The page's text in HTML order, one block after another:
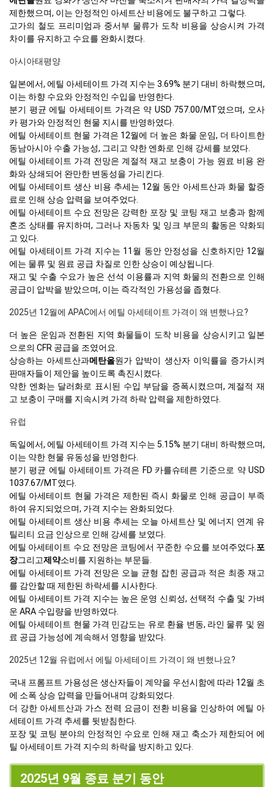
제한했으며, 이는 안정적인 아세트산 비용에도 불구하고 그렇다.
고가의 철도 프리미엄과 중서부 물류가 도착 비용을 상승시켜 가격
차이를 유지하고 수요를 완화시켰다.
아시아태평양
일본에서, 에틸 아세테이트 가격 지수는 3.69% 분기 대비 하락했으며,
이는 하향 수요와 안정적인 수입을 반영한다.
분기 평균 에틸 아세테이트 가격은 약 USD 757.00/MT였으며, 오사
카 평가와 안정적인 현물 지시를 반영하였다.
에틸 아세테이트 현물 가격은 12월에 더 높은 화물 운임, 더 타이트한
동남아시아 수출 가능성, 그리고 약한 엔화로 인해 강세를 보였다.
에틸 아세테이트 가격 전망은 계절적 재고 보충이 가능 원료 비용 완
화와 상쇄되어 완만한 변동성을 가리킨다.
에틸 아세테이트 생산 비용 추세는 12월 동안 아세트산과 화물 할증
료로 인해 상승 압력을 보여주었다.
에틸 아세테이트 수요 전망은 강력한 포장 및 코팅 재고 보충과 함께
혼조 상태를 유지하며, 그러나 자동차 및 잉크 부문의 활동은 약화되
고 있다.
에틸 아세테이트 가격 지수는 11월 동안 안정성을 신호하지만 12월
에는 물류 및 원료 공급 차질로 인한 상승이 예상됩니다.
재고 및 수출 수요가 높은 선석 이용률과 지역 화물의 전환으로 인해
공급이 압박을 받았으며, 이는 즉각적인 가용성을 좁혔다.
2025년 12월에 APAC에서 에틸 아세테이트 가격이 왜 변했나요?
더 높은 운임과 전환된 지역 화물들이 도착 비용을 상승시키고 일본
으로의 CFR 공급을 조였어요.
상승하는 아세트산과메탄올원가 압박이 생산자 이익률을 증가시켜
판매자들이 제안을 높이도록 촉진시켰다.
약한 엔화는 달러화로 표시된 수입 부담을 증폭시켰으며, 계절적 재
고 보충이 구매를 지속시켜 가격 하락 압력을 제한하였다.
유럽
독일에서, 에틸 아세테이트 가격 지수는 5.15% 분기 대비 하락했으며,
이는 약한 현물 유동성을 반영한다.
분기 평균 에틸 아세테이트 가격은 FD 카를슈테른 기준으로 약 USD
1037.67/MT였다.
에틸 아세테이트 현물 가격은 제한된 즉시 화물로 인해 공급이 부족
하여 유지되었으며, 가격 지수는 완화되었다.
에틸 아세테이트 생산 비용 추세는 오늘 아세트산 및 에너지 연계 유
틸리티 요금 인상으로 인해 강세를 보였다.
에틸 아세테이트 수요 전망은 코팅에서 꾸준한 수요를 보여주었다. 포
장그리고제약소비를 지원하는 부문들.
에틸 아세테이트 가격 전망은 오늘 균형 잡힌 공급과 적은 최종 재고
를 감안할 때 제한된 하락세를 시사한다.
에틸 아세테이트 가격 지수는 높은 운영 신뢰성, 선택적 수출 및 가벼
운 ARA 수입량을 반영하였다.
에틸 아세테이트 현물 가격 민감도는 유로 환율 변동, 라인 물류 및 원
료 공급 가능성에 계속해서 영향을 받았다.
2025년 12월 유럽에서 에틸 아세테이트 가격이 왜 변했나요?
국내 프롬프트 가용성은 생산자들이 계약을 우선시함에 따라 12월 초
에 소폭 상승 압력을 만들어내며 강화되었다.
더 강한 아세트산과 가스 전력 요금이 전환 비용을 인상하여 에틸 아
세테이트 가격 추세를 뒷받침한다.
포장 및 코팅 분야의 안정적인 수요로 인해 재고 축소가 제한되어 에
틸 아세테이트 가격 지수의 하락을 방지하고 있다.
2025년 9월 종료 분기 동안